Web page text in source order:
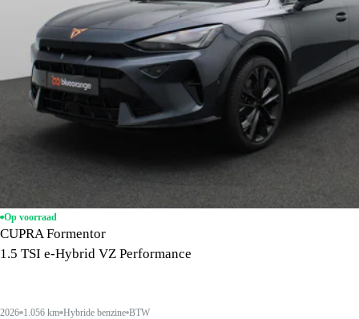
Op voorraad
CUPRA Formentor
1.5 TSI e-Hybrid VZ Performance
2026 1.056 km Hybride benzine BTW